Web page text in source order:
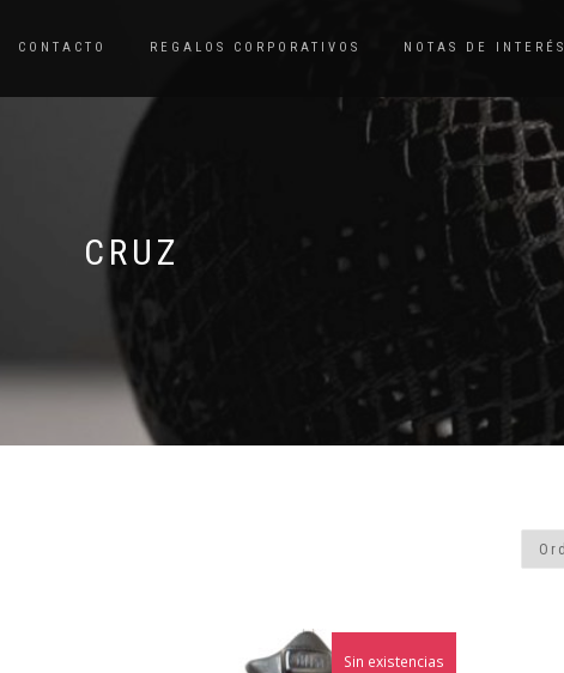
CONTACTO REGALOS CORPORATIVOS NOTAS DE INTERÉS
CRUZ
Sin existencias